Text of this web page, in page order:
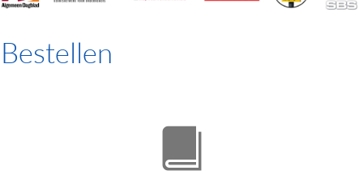
Bestellen